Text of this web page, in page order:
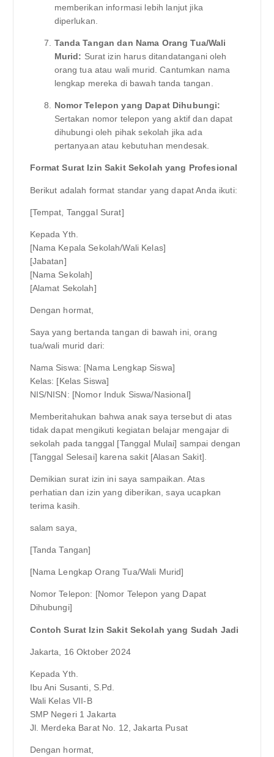
memberikan informasi lebih lanjut jika
diperlukan.
Tanda Tangan dan Nama Orang Tua/Wali
Murid: Surat izin harus ditandatangani oleh
orang tua atau wali murid. Cantumkan nama
lengkap mereka di bawah tanda tangan.
Nomor Telepon yang Dapat Dihubungi:
Sertakan nomor telepon yang aktif dan dapat
dihubungi oleh pihak sekolah jika ada
pertanyaan atau kebutuhan mendesak.
Format Surat Izin Sakit Sekolah yang Profesional
Berikut adalah format standar yang dapat Anda ikuti:
[Tempat, Tanggal Surat]
Kepada Yth.
[Nama Kepala Sekolah/Wali Kelas]
[Jabatan]
[Nama Sekolah]
[Alamat Sekolah]
Dengan hormat,
Saya yang bertanda tangan di bawah ini, orang
tua/wali murid dari:
Nama Siswa: [Nama Lengkap Siswa]
Kelas: [Kelas Siswa]
NIS/NISN: [Nomor Induk Siswa/Nasional]
Memberitahukan bahwa anak saya tersebut di atas
tidak dapat mengikuti kegiatan belajar mengajar di
sekolah pada tanggal [Tanggal Mulai] sampai dengan
[Tanggal Selesai] karena sakit [Alasan Sakit].
Demikian surat izin ini saya sampaikan. Atas
perhatian dan izin yang diberikan, saya ucapkan
terima kasih.
salam saya,
[Tanda Tangan]
[Nama Lengkap Orang Tua/Wali Murid]
Nomor Telepon: [Nomor Telepon yang Dapat
Dihubungi]
Contoh Surat Izin Sakit Sekolah yang Sudah Jadi
Jakarta, 16 Oktober 2024
Kepada Yth.
Ibu Ani Susanti, S.Pd.
Wali Kelas VII-B
SMP Negeri 1 Jakarta
Jl. Merdeka Barat No. 12, Jakarta Pusat
Dengan hormat,